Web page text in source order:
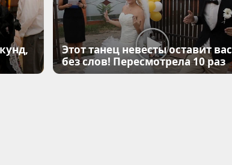
Этот танец невесты оставит вас
без слов! Пересмотрела 10 раз